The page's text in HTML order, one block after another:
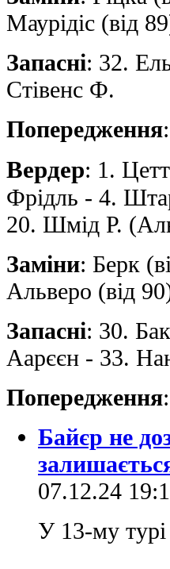
Маурідіс (від
Запасні: 32.
Стівенс Ф.
Попередження
Вердер: 1.
Фрідль - 4.
20. Шмід Р.
Заміни: Берк
Альверо (від
Запасні: 30.
Аарєєн - 33.
Попередження
Байєр не
07.12.24
У 13-му турі